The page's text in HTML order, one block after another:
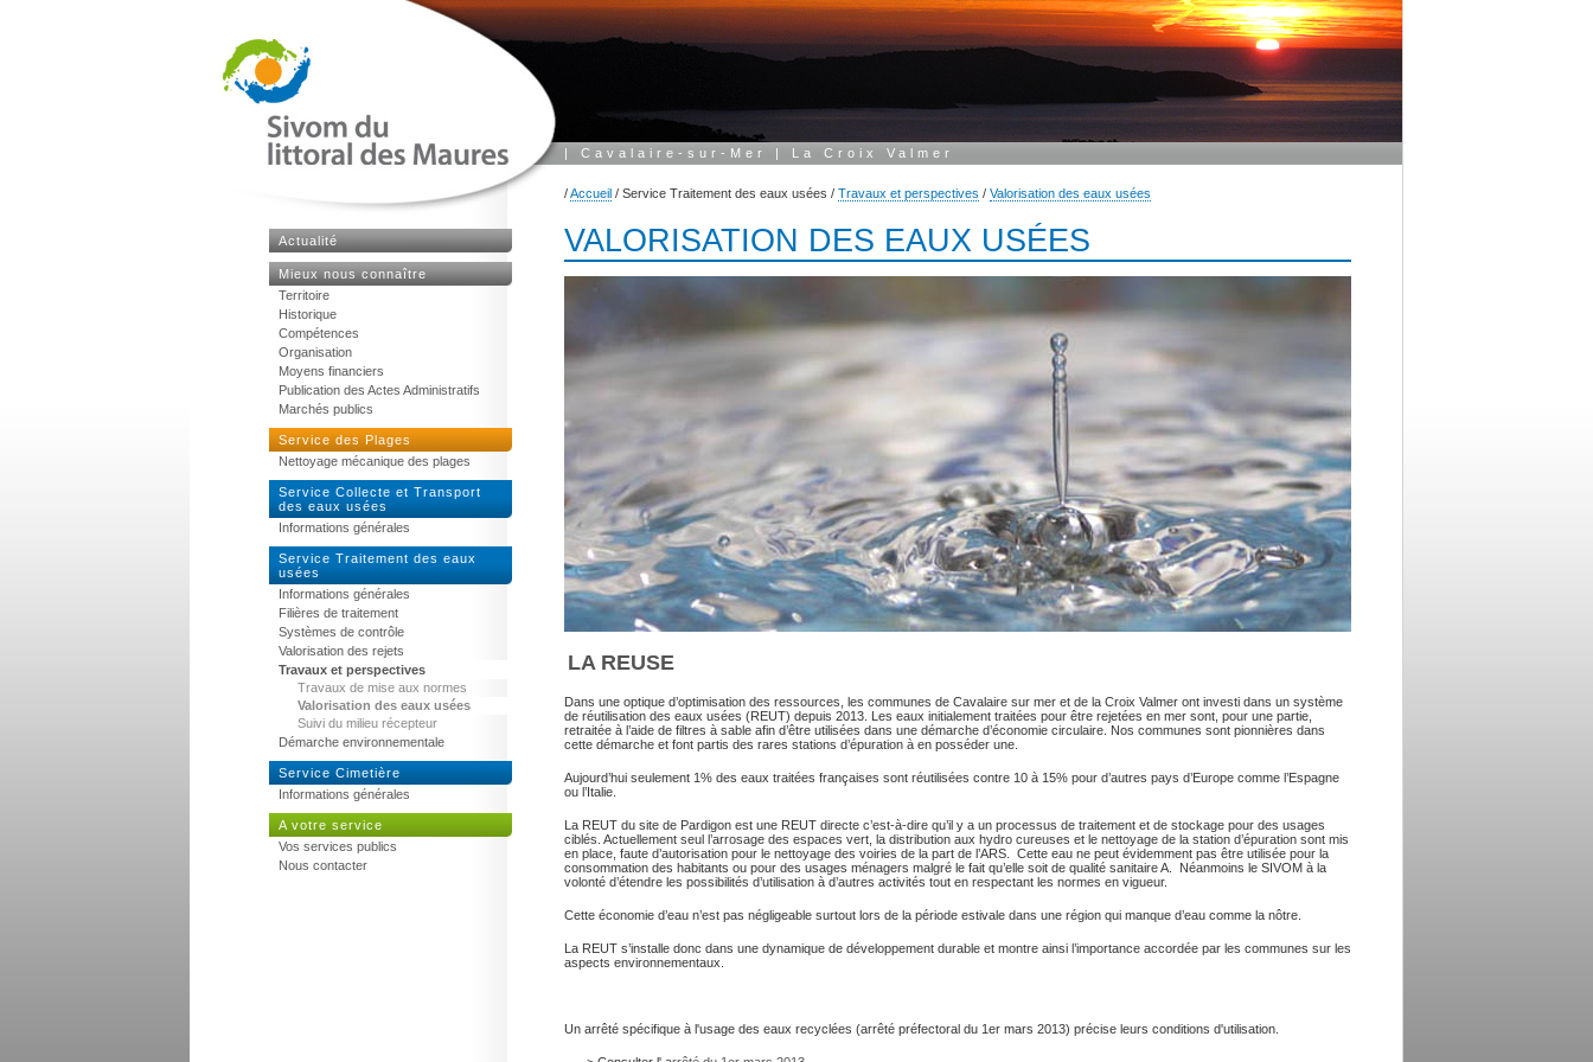
| Cavalaire-sur-Mer | La Croix Valmer
/Accueil / Service Traitement des eaux usées / Travaux et perspectives / Valorisation des eaux usées
Actualité
Mieux nous connaître
Territoire
Historique
Compétences
Organisation
Moyens financiers
Publication des Actes Administratifs
Marchés publics
Service des Plages
Nettoyage mécanique des plages
Service Collecte et Transport
des eaux usées
Informations générales
Service Traitement des eaux
usées
Informations générales
Filières de traitement
Systèmes de contrôle
Valorisation des rejets
Travaux et perspectives
Travaux de mise aux normes
Valorisation des eaux usées
Suivi du milieu récepteur
Démarche environnementale
Service Cimetière
Informations générales
A votre service
Vos services publics
Nous contacter
VALORISATION DES EAUX USÉES
LA REUSE
Dans une optique d’optimisation des ressources, les communes de Cavalaire sur mer et de la Croix Valmer ont investi dans un système
de réutilisation des eaux usées (REUT) depuis 2013. Les eaux initialement traitées pour être rejetées en mer sont, pour une partie,
retraitée à l’aide de filtres à sable afin d’être utilisées dans une démarche d’économie circulaire. Nos communes sont pionnières dans
cette démarche et font partis des rares stations d’épuration à en posséder une.
Aujourd’hui seulement 1% des eaux traitées françaises sont réutilisées contre 10 à 15% pour d’autres pays d’Europe comme l’Espagne
ou l’Italie.
La REUT du site de Pardigon est une REUT directe c’est-à-dire qu’il y a un processus de traitement et de stockage pour des usages
ciblés. Actuellement seul l’arrosage des espaces vert, la distribution aux hydro cureuses et le nettoyage de la station d’épuration sont mis
en place, faute d’autorisation pour le nettoyage des voiries de la part de l’ARS. Cette eau ne peut évidemment pas être utilisée pour la
consommation des habitants ou pour des usages ménagers malgré le fait qu’elle soit de qualité sanitaire A. Néanmoins le SIVOM à la
volonté d’étendre les possibilités d’utilisation à d’autres activités tout en respectant les normes en vigueur.
Cette économie d’eau n’est pas négligeable surtout lors de la période estivale dans une région qui manque d’eau comme la nôtre.
La REUT s’installe donc dans une dynamique de développement durable et montre ainsi l’importance accordée par les communes sur les
aspects environnementaux.
Un arrêté spécifique à l'usage des eaux recyclées (arrêté préfectoral du 1er mars 2013) précise leurs conditions d'utilisation.